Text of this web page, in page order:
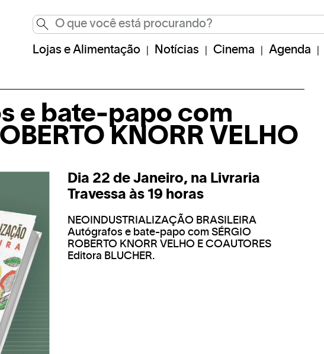
Lojas e Alimentação Notícias Cinema Agenda
e bate-papo com
KNORR VELHO
Dia 22 de Janeiro, na Livraria
Travessa às 19 horas
NEOINDUSTRIALIZAÇÃO BRASILEIRA
Autógrafos e bate-papo com SÉRGIO
ROBERTO KNORR VELHO E COAUTORES
Editora BLUCHER.